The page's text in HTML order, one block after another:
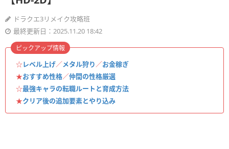
ドラクエ3リメイク攻略班
最終更新日：2025.11.20 18:42
☆レベル上げ／メタル狩り／お金稼ぎ
★おすすめ性格／仲間の性格厳選
☆最強キャラの転職ルートと育成方法
★クリア後の追加要素とやり込み
ピックアップ情報